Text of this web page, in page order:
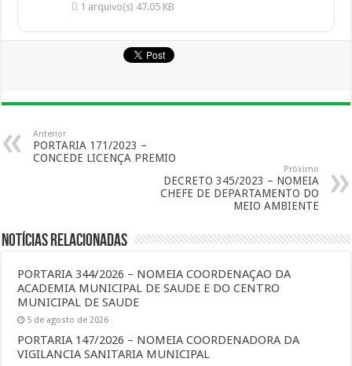
1 arquivo(s) 47.05 KB
Anterior
PORTARIA 171/2023 –
CONCEDE LICENÇA PREMIO
Próximo
DECRETO 345/2023 – NOMEIA
CHEFE DE DEPARTAMENTO DO
MEIO AMBIENTE
Notícias Relacionadas
PORTARIA 344/2026 – NOMEIA COORDENAÇAO DA
ACADEMIA MUNICIPAL DE SAUDE E DO CENTRO
MUNICIPAL DE SAUDE
5 de agosto de 2026
PORTARIA 147/2026 – NOMEIA COORDENADORA DA
VIGILANCIA SANITARIA MUNICIPAL